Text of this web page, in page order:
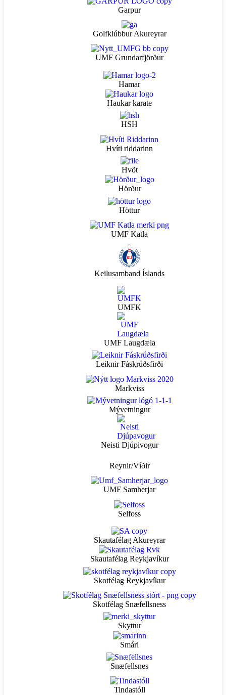
Garpur
Golfklúbbur Akureyrar
UMF Grundarfjörður
Hamar
Haukar karate
HSH
Hvíti riddarinn
Hvöt
Hörður
Höttur
UMF Katla
Keilusamband Íslands
UMFK
UMF Laugdæla
Leiknir Fáskrúðsfirði
Markviss
Mývetningur
Neisti Djúpivogur
Reynir/Víðir
UMF Samherjar
Selfoss
Skautafélag Akureyrar
Skautafélag Reykjavíkur
Skotfélag Reykjavíkur
Skotfélag Snæfellsness
Skyttur
Smári
Snæfellsnes
Tindastóll